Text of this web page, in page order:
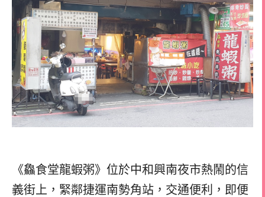
《鱻食堂龍蝦粥》位於中和興南夜市熱鬧的信
義街上，緊鄰捷運南勢角站，交通便利，即便